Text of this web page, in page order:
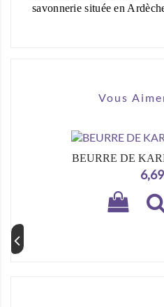
savonnerie située en
Vous
BEURRE DE
Prix